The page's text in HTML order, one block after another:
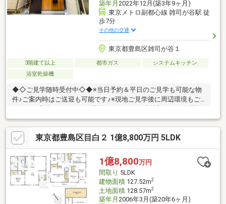
築年月 2022年12月(築3年9ヶ月)
東京メトロ副都心線 雑司が谷駅 徒
歩7分
その他の交通
東京都豊島区雑司が谷１
3階建て以上 都市ガス
システムキッチン
浴室乾燥機
◆◇ご見学随時受付中◇◆※当日予約＆平日のご見学も可能な物
件♪ご案内時はご送迎も可能です♪※現地ご見学後に周辺環境もご
環境も含めて検討したい...etc＝＝＝＝＝＝＝＝＝＝＝＝＝＝＝＝
＝＝＝＝＝＝■1616サイズで広い浴室□食洗器付きシステムキッチ
ン□各部屋5帖以上のゆとりある居室■3駅3路線が利用可能な好立
地！□樹の温もりにつつまれるデザインハウス■吹き抜けのある
LDK♪□旧借地権で地代も１万円以下
東京都豊島区目白２ 1億8,800万円 5LDK
1億8,800万円
間取り 5LDK
建物面積127.52m2
土地面積128.57m2
築年月 2006年3月(築20年6ヶ月)